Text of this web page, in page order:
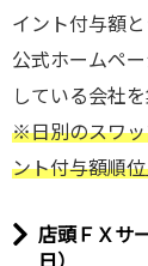
イント付与額
公式ホームペ
している会社を
※日別のスワッ
ント付与額順
店頭ＦＸサ
日）